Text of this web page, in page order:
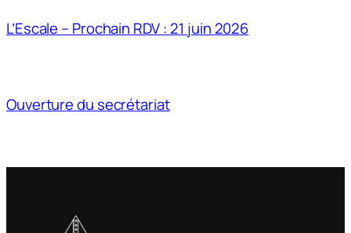
L’Escale – Prochain RDV : 21 juin 2026
Ouverture du secrétariat